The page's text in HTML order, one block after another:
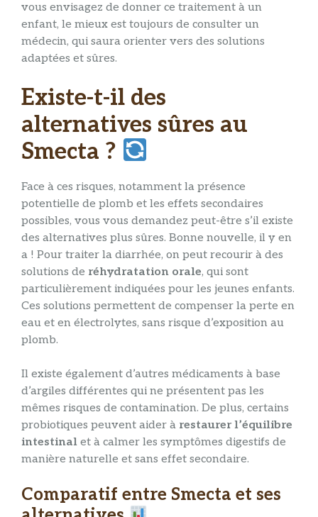
vous envisagez de donner ce traitement à un
enfant, le mieux est toujours de consulter un
médecin, qui saura orienter vers des solutions
adaptées et sûres.
Existe-t-il des
alternatives sûres au
Smecta ?
Face à ces risques, notamment la présence
potentielle de plomb et les effets secondaires
possibles, vous vous demandez peut-être s’il existe
des alternatives plus sûres. Bonne nouvelle, il y en
a ! Pour traiter la diarrhée, on peut recourir à des
solutions de réhydratation orale, qui sont
particulièrement indiquées pour les jeunes enfants.
Ces solutions permettent de compenser la perte en
eau et en électrolytes, sans risque d’exposition au
plomb.
Il existe également d’autres médicaments à base
d’argiles différentes qui ne présentent pas les
mêmes risques de contamination. De plus, certains
probiotiques peuvent aider à restaurer l’équilibre
intestinal et à calmer les symptômes digestifs de
manière naturelle et sans effet secondaire.
Comparatif entre Smecta et ses